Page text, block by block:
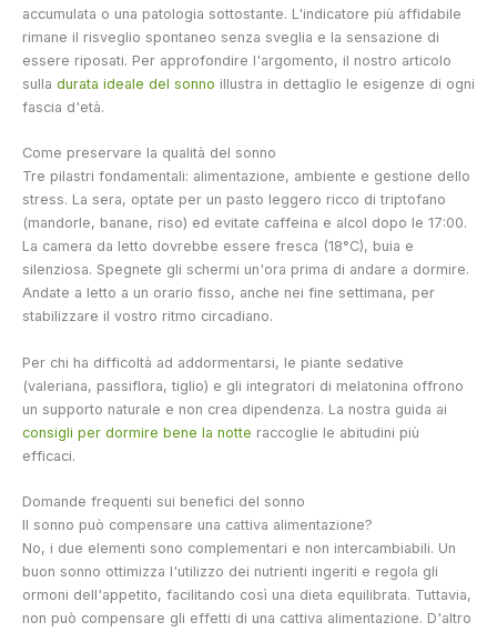
accumulata o una patologia sottostante. L'indicatore più affidabile
rimane il risveglio spontaneo senza sveglia e la sensazione di
essere riposati. Per approfondire l'argomento, il nostro articolo
sulla durata ideale del sonno illustra in dettaglio le esigenze di ogni
fascia d'età.
Come preservare la qualità del sonno
Tre pilastri fondamentali: alimentazione, ambiente e gestione dello
stress. La sera, optate per un pasto leggero ricco di triptofano
(mandorle, banane, riso) ed evitate caffeina e alcol dopo le 17:00.
La camera da letto dovrebbe essere fresca (18°C), buia e
silenziosa. Spegnete gli schermi un'ora prima di andare a dormire.
Andate a letto a un orario fisso, anche nei fine settimana, per
stabilizzare il vostro ritmo circadiano.
Per chi ha difficoltà ad addormentarsi, le piante sedative
(valeriana, passiflora, tiglio) e gli integratori di melatonina offrono
un supporto naturale e non crea dipendenza. La nostra guida ai
consigli per dormire bene la notte raccoglie le abitudini più
efficaci.
Domande frequenti sui benefici del sonno
Il sonno può compensare una cattiva alimentazione?
No, i due elementi sono complementari e non intercambiabili. Un
buon sonno ottimizza l'utilizzo dei nutrienti ingeriti e regola gli
ormoni dell'appetito, facilitando così una dieta equilibrata. Tuttavia,
non può compensare gli effetti di una cattiva alimentazione. D'altro